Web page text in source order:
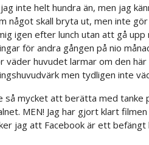
inte helt hundra än, men jag
något skall bryta ut, men inte
igen efter lunch utan att gå
för andra gången på nio
huvudet larmar om den här
men tydligen inte
så mycket att berätta med tanke
MEN! Jag har gjort klart
jag att Facebook är ett